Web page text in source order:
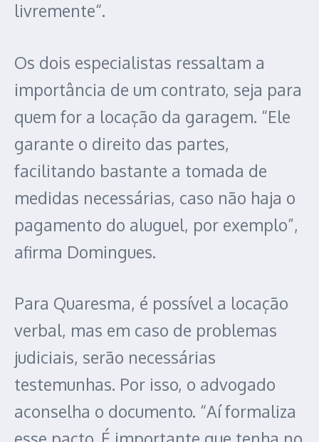
livremente“.
Os dois especialistas ressaltam a
importância de um contrato, seja para
quem for a locação da garagem. “Ele
garante o direito das partes,
facilitando bastante a tomada de
medidas necessárias, caso não haja o
pagamento do aluguel, por exemplo”,
afirma Domingues.
Para Quaresma, é possível a locação
verbal, mas em caso de problemas
judiciais, serão necessárias
testemunhas. Por isso, o advogado
aconselha o documento. “Aí formaliza